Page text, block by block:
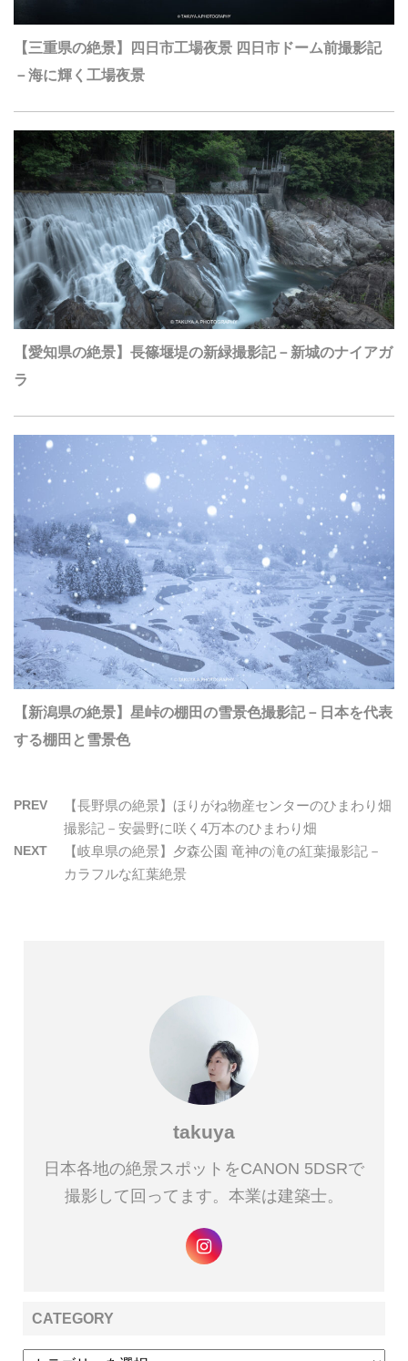
【三重県の絶景】四日市工場夜景 四日市ドーム前撮影記
－海に輝く工場夜景
【愛知県の絶景】長篠堰堤の新緑撮影記－新城のナイアガ
ラ
【新潟県の絶景】星峠の棚田の雪景色撮影記－日本を代表
する棚田と雪景色
PREV
【長野県の絶景】ほりがね物産センターのひまわり畑
撮影記－安曇野に咲く4万本のひまわり畑
NEXT
【岐阜県の絶景】夕森公園 竜神の滝の紅葉撮影記－
カラフルな紅葉絶景
takuya
日本各地の絶景スポットをCANON 5DSRで
撮影して回ってます。本業は建築士。
CATEGORY